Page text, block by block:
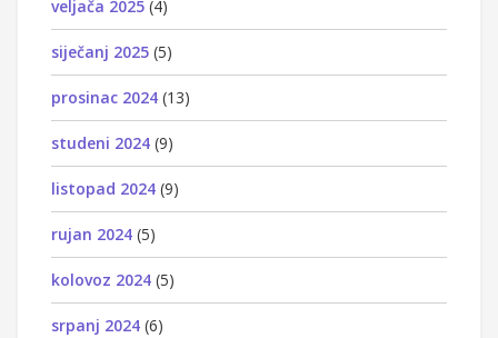
veljača 2025 (4)
siječanj 2025 (5)
prosinac 2024 (13)
studeni 2024 (9)
listopad 2024 (9)
rujan 2024 (5)
kolovoz 2024 (5)
srpanj 2024 (6)